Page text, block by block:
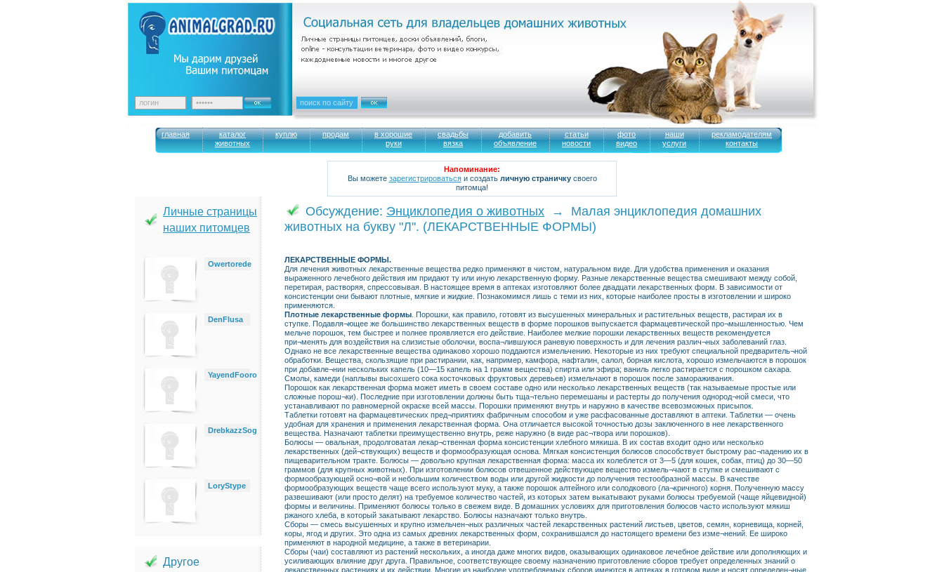
главная
каталог
животных
куплю продам
в хорошие
руки
свадьбы
вязка
добавить
объявление
статьи
новости
фото
видео
наши
услуги
рекламодателям
контакты
Напоминание:
Вы можете зарегистрироватьсяи создать личную страничкусвоего
питомца!
Личные страницы
наших питомцев
Owertorede
DenFlusa
YayendFooro
DrebkazzSog
LoryStype
Другое
Обсуждение: Энциклопедия о животных → Малая энциклопедия домашних
животных на букву "Л". (ЛЕКАРСТВЕННЫЕ ФОРМЫ)
ЛЕКАРСТВЕННЫЕ ФОРМЫ.
Для лечения животных лекарственные вещества редко применяют в чистом, натуральном виде. Для удобства применения и оказания
выраженного лечебного действия им придают ту или иную лекарственную форму. Разные лекарственные вещества смешивают между собой,
перетирая, растворяя, спрессовывая. В настоящее время в аптеках изготовляют более двадцати лекарственных форм. В зависимости от
консистенции они бывают плотные, мягкие и жидкие. Познакомимся лишь с теми из них, которые наиболее просты в изготовлении и широко
применяются.
Плотные лекарственные формы . Порошки, как правило, готовят из высушенных минеральных и растительных веществ, растирая их в
ступке. Подавля¬ющее же большинство лекарственных веществ в форме порошков выпускается фармацевтической про¬мышленностью. Чем
мельче порошок, тем быстрее и полнее проявляется его действие. Наиболее мелкие порошки лекарственных веществ рекомендуется
при¬менять для воздействия на слизистые оболочки, воспа¬лившуюся раневую поверхность и для лечения различ¬ных заболеваний глаз.
Однако не все лекарственные вещества одинаково хорошо поддаются измельчению. Некоторые из них требуют специальной предваритель¬ной
обработки. Вещества, скользящие при растирании, как, например, камфора, нафталин, салол, борная кислота, хорошо измельчаются в порошок
при добавле¬нии нескольких капель (10—15 капель на 1 грамм вещества) спирта или эфира; ваниль легко растирается с порошком сахара.
Смолы, камеди (наплывы высохшего сока косточковых фруктовых деревьев) измельчают в порошок после замораживания.
Порошок как лекарственная форма может иметь в своем составе одно или несколько лекарственных веществ (так называемые простые или
сложные порош¬ки). Последние при изготовлении должны быть тща¬тельно перемешаны и растерты до получения однород¬ной смеси, что
устанавливают по равномерной окраске всей массы. Порошки применяют внутрь и наружно в качестве всевозможных присыпок.
Таблетки готовят на фармацевтических пред¬приятиях фабричным способом и уже расфасованные доставляют в аптеки. Таблетки — очень
удобная для хранения и применения лекарственная форма. Она отличается высокой точностью дозы заключенного в нее лекарственного
вещества. Назначают таблетки преимущественно внутрь, реже наружно (в виде рас¬твора или порошков).
Болюсы — овальная, продолговатая лекар¬ственная форма консистенции хлебного мякиша. В их состав входит одно или несколько
лекарственных (дей¬ствующих) веществ и формообразующая основа. Мягкая консистенция болюсов способствует быстрому рас¬падению их в
пищеварительном тракте. Болюсы — довольно крупная лекарственная форма: масса их колеблется от 3—5 (для кошек, собак, птиц) до 30—50
граммов (для крупных животных). При изготовлении болюсов отвешенное действующее вещество измель¬чают в ступке и смешивают с
формообразующей осно¬вой и небольшим количеством воды или другой жидкости до получения тестообразной массы. В качестве
формообразующих веществ чаще всего используют муку, а также порошок алтейного или солодкового (ла¬кричного) корня. Полученную массу
развешивают (или просто делят) на требуемое количество частей, из которых затем выкатывают руками болюсы требуемой (чаще яйцевидной)
формы и величины. Применяют болюсы только в свежем виде. В домашних условиях для приготовления болюсов часто используют мякиш
ржаного хлеба, в который закатывают лекарство. Болюсы назначают только внутрь.
Сборы — смесь высушенных и крупно измельчен¬ных различных частей лекарственных растений листьев, цветов, семян, корневища, корней,
коры, ягод и других. Это одна из самых древних лекарственных форм, сохранившаяся до настоящего времени без изме¬нений. Ее широко
применяют в народной медицине, а также в ветеринарии.
Сборы (чаи) составляют из растений нескольких, а иногда даже многих видов, оказывающих одинаковое лечебное действие или дополняющих и
усиливающих влияние друг друга. Правильное, соответствующее своему назначению приготовление сборов требует определенных знаний о
лекарственных растениях и их действии. Многие из наиболее употребляемых сборов имеются в аптеках в готовом виде и носят определен¬ные